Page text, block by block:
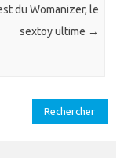
du Womanizer, le
sextoy ultime →